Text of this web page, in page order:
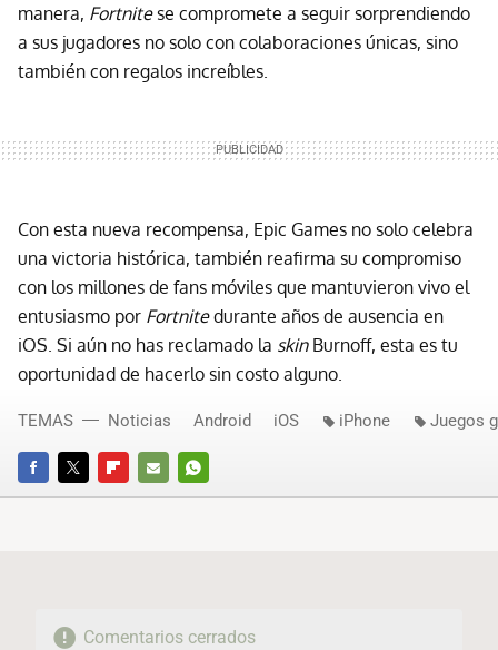
manera, Fortnitese compromete a seguir sorprendiendo
a sus jugadores no solo con colaboraciones únicas, sino
también con regalos increíbles.
Con esta nueva recompensa, Epic Games no solo celebra
una victoria histórica, también reafirma su compromiso
con los millones de fans móviles que mantuvieron vivo el
entusiasmo por Fortnitedurante años de ausencia en
iOS. Si aún no has reclamado la skin Burnoff, esta es tu
oportunidad de hacerlo sin costo alguno.
FACEBOOKTWITTERFLIPBOARD
E-
WHATSAPP
TEMAS Noticias Android iOS iPhone Juegos
Comentarios cerrados